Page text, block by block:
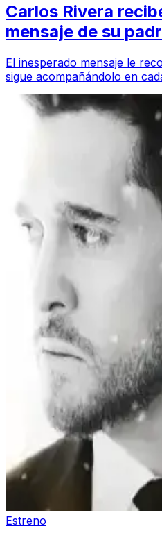
Carlos Rivera
mensaje de su
El inesperado mensaje le
sigue acompañándolo en
Estreno